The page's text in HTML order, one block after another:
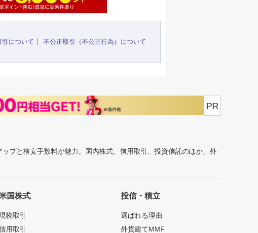
引について
不公正取引（不公正行為）について
PR
プと格安手数料が魅力。国内株式、信用取引、投資信託のほか、外
国株式
物取引
用取引
投信・積立
選ばれる理由
外貨建てMMF